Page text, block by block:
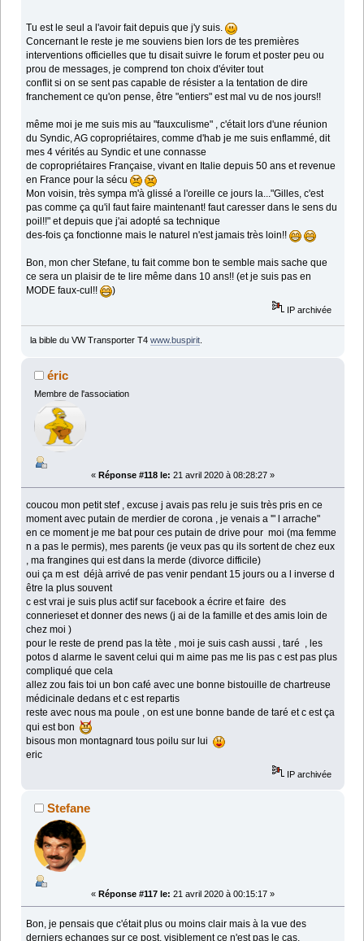
Tu est le seul a l'avoir fait depuis que j'y suis.
Concernant le reste je me souviens bien lors de tes premières
interventions officielles que tu disait suivre le forum et poster peu ou
prou de messages, je comprend ton choix d'éviter tout
conflit si on se sent pas capable de résister a la tentation de dire
franchement ce qu'on pense, être "entiers" est mal vu de nos jours!!
même moi je me suis mis au "fauxculisme" , c'était lors d'une réunion
du Syndic, AG copropriétaires, comme d'hab je me suis enflammé, dit
mes 4 vérités au Syndic et une connasse
de copropriétaires Française, vivant en Italie depuis 50 ans et revenue
en France pour la sécu
Mon voisin, très sympa m'à glissé a l'oreille ce jours la..."Gilles, c'est
pas comme ça qu'il faut faire maintenant! faut caresser dans le sens du
poil!!" et depuis que j'ai adopté sa technique
des-fois ça fonctionne mais le naturel n'est jamais très loin!!
Bon, mon cher Stefane, tu fait comme bon te semble mais sache que
ce sera un plaisir de te lire même dans 10 ans!! (et je suis pas en
MODE faux-cul!!
)
IP archivée
la bible du VW Transporter T4 www.buspirit.
éric
Membre de l'association
« Réponse #118 le: 21 avril 2020 à 08:28:27 »
coucou mon petit stef , excuse j avais pas relu je suis très pris en ce
moment avec putain de merdier de corona , je venais a '" l arrache"
en ce moment je me bat pour ces putain de drive pour moi (ma femme
n a pas le permis), mes parents (je veux pas qu ils sortent de chez eux
, ma frangines qui est dans la merde (divorce difficile)
oui ça m est déjà arrivé de pas venir pendant 15 jours ou a l inverse d
être la plus souvent
c est vrai je suis plus actif sur facebook a écrire et faire des
connerieset et donner des news (j ai de la famille et des amis loin de
chez moi )
pour le reste de prend pas la tète , moi je suis cash aussi , taré , les
potos d alarme le savent celui qui m aime pas me lis pas c est pas plus
compliqué que cela
allez zou fais toi un bon café avec une bonne bistouille de chartreuse
médicinale dedans et c est repartis
reste avec nous ma poule , on est une bonne bande de taré et c est ça
qui est bon
bisous mon montagnard tous poilu sur lui
eric
IP archivée
Stefane
« Réponse #117 le: 21 avril 2020 à 00:15:17 »
Bon, je pensais que c'était plus ou moins clair mais à la vue des
derniers echanges sur ce post, visiblement ce n'est pas le cas.